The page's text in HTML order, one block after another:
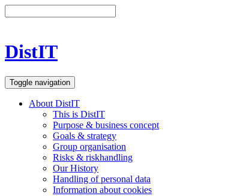
DistIT
Toggle navigation
About DistIT
This is DistIT
Purpose & business concept
Goals & strategy
Group organisation
Risks & riskhandling
Our History
Handling of personal data
Information about cookies